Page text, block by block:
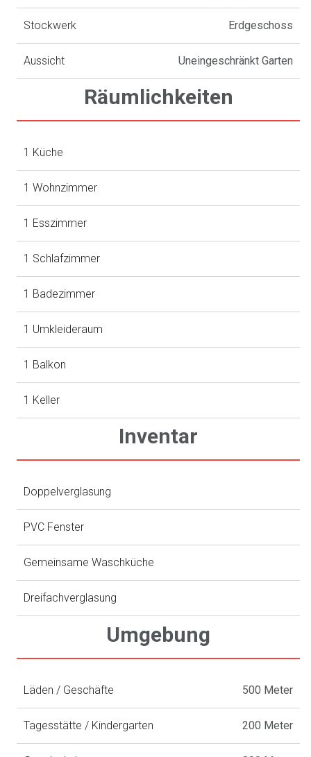
Stockwerk Erdgeschoss
Aussicht Uneingeschränkt Garten
Räumlichkeiten
1 Küche
1 Wohnzimmer
1 Esszimmer
1 Schlafzimmer
1 Badezimmer
1 Umkleideraum
1 Balkon
1 Keller
Inventar
Doppelverglasung
PVC Fenster
Gemeinsame Waschküche
Dreifachverglasung
Umgebung
Läden / Geschäfte 500 Meter
Tagesstätte / Kindergarten 200 Meter